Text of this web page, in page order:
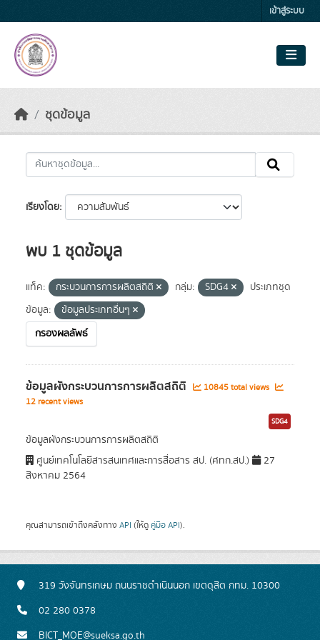
เข้าสู่ระบบ
ชุดข้อมูล
เรียงโดย
พบ 1 ชุดข้อมูล
แท็ค: กระบวนการการผลิตสถิติ กลุ่ม: SDG4
ประเภทชุด
ข้อมูล:
ข้อมูลประเภทอื่นๆ
กรองผลลัพธ์
ข้อมูลผังกระบวนการการผลิตสถิติ
10845 total views
12 recent views
SDG4
ข้อมูลผังกระบวนการการผลิตสถิติ
ศูนย์เทคโนโลยีสารสนเทศและการสื่อสาร สป. (ศทก.สป.)
27
สิงหาคม 2564
คุณสามารถเข้าถึงคลังทาง API (ให้ดู คู่มือ API).
319 วังจันทรเกษม ถนนราชดำเนินนอก เขตดุสิต กทม. 10300
02 280 0378
BICT_MOE@sueksa.go.th